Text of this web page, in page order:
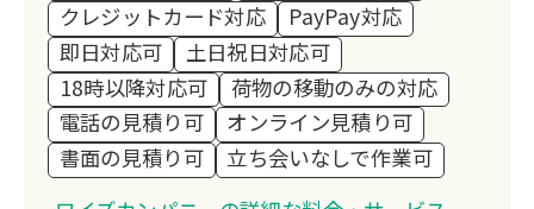
クレジットカード対応
PayPay対応
即日対応可
土日祝日対応可
18時以降対応可
荷物の移動のみの対応
電話の見積り可
オンライン見積り可
書面の見積り可
立ち会いなしで作業可